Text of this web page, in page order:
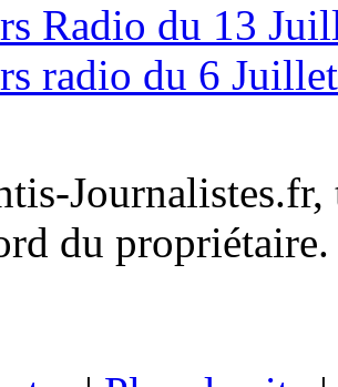
Radio du 13
radio du 6
du propriétaire.